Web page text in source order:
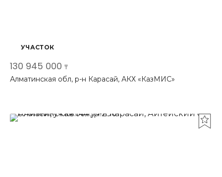
УЧАСТОК
130 945 000 ₸
Алматинская обл, р-н Карасай, АКХ «КазМИС»